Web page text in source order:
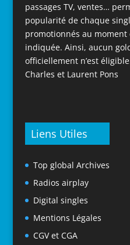
passages TV, ventes…
popularité de chaque
promotionnés au
indiquée. Ainsi, aucun
officiellement n’est
Charles et Laurent Pons
Liens Utiles
Top global Archives
Radios airplay
Digital singles
Mentions Légales
CGV et CGA